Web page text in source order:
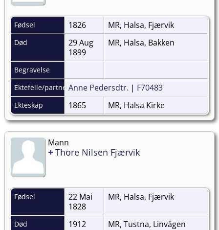
Fødsel 1826 MR, Halsa, Fjærvik
Død
29 Aug
1899
MR, Halsa, Bakken
Begravelse
Ektefelle/partnerAnne Pedersdtr. | F70483
Ekteskap 1865 MR, Halsa Kirke
Mann
+Thore Nilsen Fjærvik
Fødsel
22 Mai
1828
MR, Halsa, Fjærvik
Død 1912 MR, Tustna, Linvågen